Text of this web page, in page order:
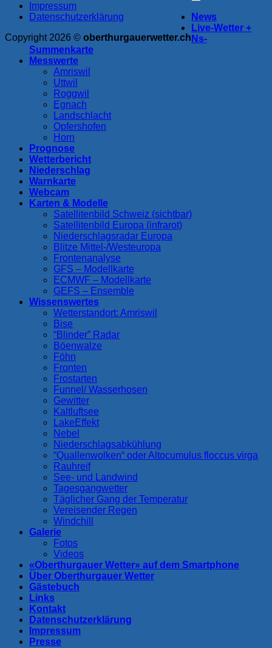
Impressum
Datenschutzerklärung
Copyright 2026 © oberthurgauerwetter.ch
News
Live-Wetter +
Ns-
Summenkarte
Messwerte
Amriswil
Uttwil
Roggwil
Egnach
Landschlacht
Opfershofen
Horn
Prognose
Wetterbericht
Niederschlag
Warnkarte
Webcam
Karten & Modelle
Satellitenbild Schweiz (sichtbar)
Satellitenbild Europa (infrarot)
Niederschlagsradar Europa
Blitze Mittel-/Westeuropa
Frontenanalyse
GFS – Modellkarte
ECMWF – Modellkarte
GEFS – Ensemble
Wissenswertes
Wetterstandort: Amriswil
Bise
“Blinder” Radar
Böenwalze
Föhn
Fronten
Frostarten
Funnel/ Wasserhosen
Gewitter
Kaltluftsee
LakeEffekt
Nebel
Niederschlagsabkühlung
“Quallenwolken“ oder Altocumulus floccus virga
Rauhreif
See- und Landwind
Tagesgangwetter
Täglicher Gang der Temperatur
Vereisender Regen
Windchill
Galerie
Fotos
Videos
«Oberthurgauer Wetter» auf dem Smartphone
Über Oberthurgauer Wetter
Gästebuch
Links
Kontakt
Datenschutzerklärung
Impressum
Presse